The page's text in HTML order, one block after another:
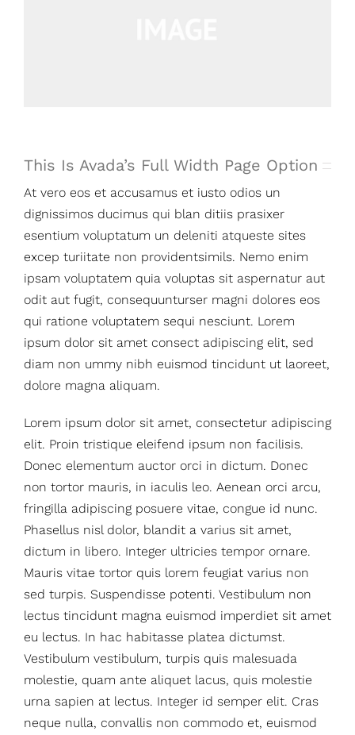
This Is Avada’s Full Width Page Option
At vero eos et accusamus et iusto odios un
dignissimos ducimus qui blan ditiis prasixer
esentium voluptatum un deleniti atqueste sites
excep turiitate non providentsimils. Nemo enim
ipsam voluptatem quia voluptas sit aspernatur aut
odit aut fugit, consequunturser magni dolores eos
qui ratione voluptatem sequi nesciunt. Lorem
ipsum dolor sit amet consect adipiscing elit, sed
diam non ummy nibh euismod tincidunt ut laoreet,
dolore magna aliquam.
Lorem ipsum dolor sit amet, consectetur adipiscing
elit. Proin tristique eleifend ipsum non facilisis.
Donec elementum auctor orci in dictum. Donec
non tortor mauris, in iaculis leo. Aenean orci arcu,
fringilla adipiscing posuere vitae, congue id nunc.
Phasellus nisl dolor, blandit a varius sit amet,
dictum in libero. Integer ultricies tempor ornare.
Mauris vitae tortor quis lorem feugiat varius non
sed turpis. Suspendisse potenti. Vestibulum non
lectus tincidunt magna euismod imperdiet sit amet
eu lectus. In hac habitasse platea dictumst.
Vestibulum vestibulum, turpis quis malesuada
molestie, quam ante aliquet lacus, quis molestie
urna sapien at lectus. Integer id semper elit. Cras
neque nulla, convallis non commodo et, euismod